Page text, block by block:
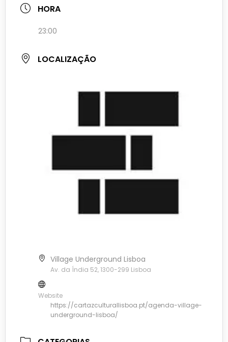
HORA
23:00
LOCALIZAÇÃO
Village Underground Lisboa
Av. da Índia 52, 1300-299 Lisboa
Website
https://cartazculturallisboa.pt/agenda-village-
underground-lisboa/